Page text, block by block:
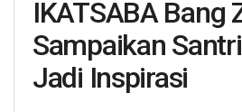
IKATSABA Bang
Sampaikan
Jadi Inspirasi